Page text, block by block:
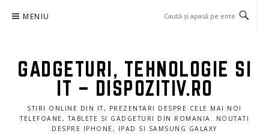
MENIU
GADGETURI, TEHNOLOGIE SI
IT – DISPOZITIV.RO
STIRI ONLINE DIN IT, PREZENTARI DESPRE CELE MAI NOI
TELEFOANE, TABLETE SI GADGETURI DIN ROMANIA. NOUTATI
DESPRE IPHONE, IPAD SI SAMSUNG GALAXY